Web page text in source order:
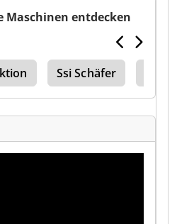
Maschinen entdecken
Ssi Schäfer